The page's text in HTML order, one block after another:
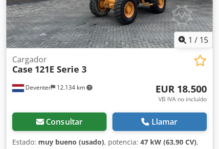
1 / 15
Deventer 12.134 km
Cargador
Case 121E Serie 3
EUR 18.500
VB IVA no incluído
Consultar Llamar
Estado: muy bueno (usado), potencia: 47 kW (63,90 CV),